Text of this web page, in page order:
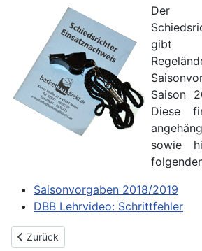
Der
gibt
Saison
Diese
sowie
Saisonvorgaben 2018/2019
DBB Lehrvideo: Schrittfehler
Previous article: Regelinterpretation 2019
Zurück